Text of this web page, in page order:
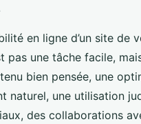
en ligne d’un site de
pas une tâche facile,
bien pensée, une
naturel, une utilisation
des collaborations